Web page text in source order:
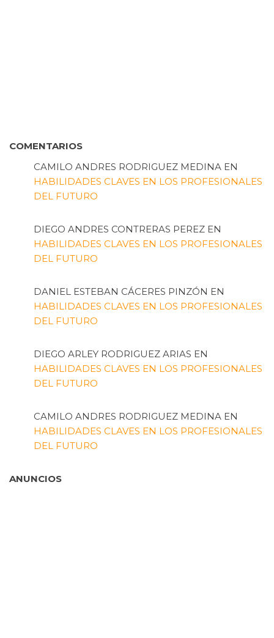
COMENTARIOS
CAMILO ANDRES RODRIGUEZ MEDINA EN
HABILIDADES CLAVES EN LOS PROFESIONALES
DEL FUTURO
DIEGO ANDRES CONTRERAS PEREZ EN
HABILIDADES CLAVES EN LOS PROFESIONALES
DEL FUTURO
DANIEL ESTEBAN CÁCERES PINZÓN EN
HABILIDADES CLAVES EN LOS PROFESIONALES
DEL FUTURO
DIEGO ARLEY RODRIGUEZ ARIAS EN
HABILIDADES CLAVES EN LOS PROFESIONALES
DEL FUTURO
CAMILO ANDRES RODRIGUEZ MEDINA EN
HABILIDADES CLAVES EN LOS PROFESIONALES
DEL FUTURO
ANUNCIOS